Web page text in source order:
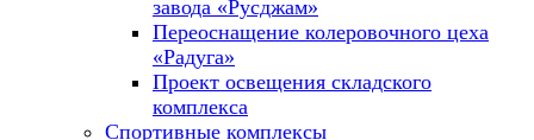
завода «Русджам»
Переоснащение колеровочного цеха
«Радуга»
Проект освещения складского
комплекса
Спортивные комплексы